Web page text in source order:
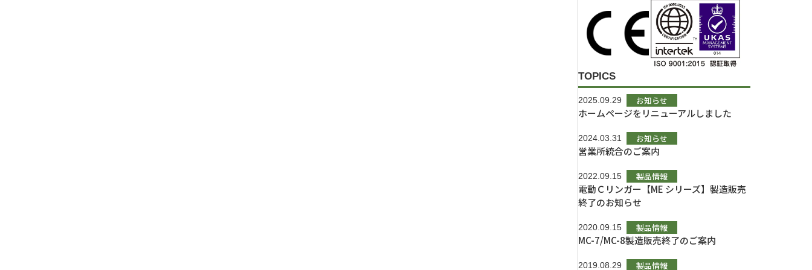
TOPICS
2025.09.29 お知らせ
ホームページをリニューアルしました
2024.03.31 お知らせ
営業所統合のご案内
2022.09.15 製品情報
電動Ｃリンガー【ME シリーズ】製造販売
終了のお知らせ
2020.09.15 製品情報
MC-7/MC-8製造販売終了のご案内
2019.08.29 製品情報